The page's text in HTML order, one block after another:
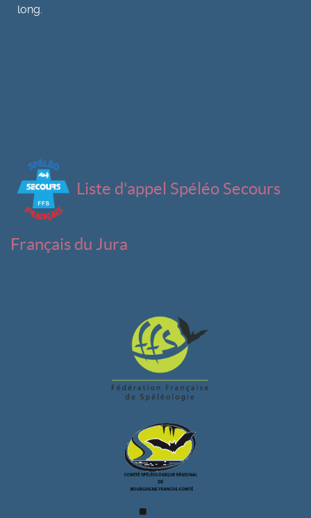
long.
Liste d'appel Spéléo Secours
Français du Jura